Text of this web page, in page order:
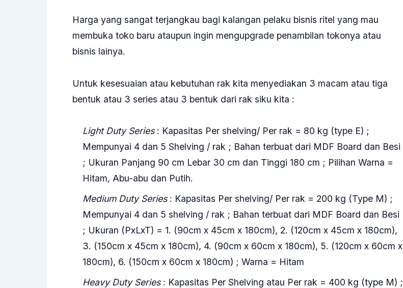
Harga yang sangat terjangkau bagi kalangan pelaku bisnis ritel yang mau
membuka toko baru ataupun ingin mengupgrade penambilan tokonya atau
bisnis lainya.
Untuk kesesuaian atau kebutuhan rak kita menyediakan 3 macam atau tiga
bentuk atau 3 series atau 3 bentuk dari rak siku kita :
Light Duty Series: Kapasitas Per shelving/ Per rak = 80 kg (type E) ;
Mempunyai 4 dan 5 Shelving / rak ; Bahan terbuat dari MDF Board dan Besi
; Ukuran Panjang 90 cm Lebar 30 cm dan Tinggi 180 cm ; Pilihan Warna =
Hitam, Abu-abu dan Putih.
Medium Duty Series: Kapasitas Per shelving/ Per rak = 200 kg (Type M) ;
Mempunyai 4 dan 5 shelving / rak ; Bahan terbuat dari MDF Board dan Besi
; Ukuran (PxLxT) = 1. (90cm x 45cm x 180cm), 2. (120cm x 45cm x 180cm),
3. (150cm x 45cm x 180cm), 4. (90cm x 60cm x 180cm), 5. (120cm x 60cm x
180cm), 6. (150cm x 60cm x 180cm) ; Warna = Hitam
Heavy Duty Series: Kapasitas Per Shelving atau Per rak = 400 kg (type M) ;